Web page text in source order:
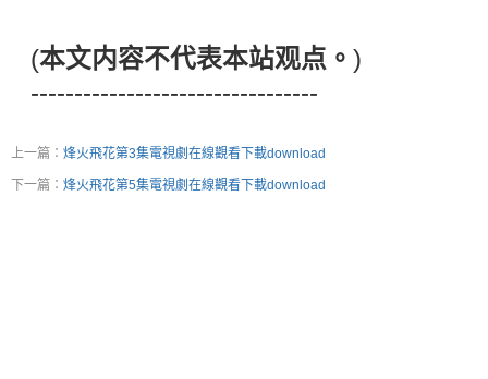
(本文内容不代表本站观点。 )
---------------------------------
上一篇： 烽火飛花第3集電視劇在線觀看下載download
下一篇： 烽火飛花第5集電視劇在線觀看下載download